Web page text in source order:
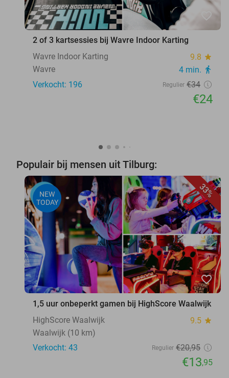
favorite_border
2 of 3 kartsessies bij Wavre Indoor Karting
Wavre Indoor Karting
9.8 star
Wavre 4 min. directions_walk
Verkocht: 196 Regulier €34
€24
Populair bij mensen uit Tilburg:
33%
NEW
TODAY
favorite_border
1,5 uur onbeperkt gamen bij HighScore Waalwijk
HighScore Waalwijk
9.5 star
Waalwijk (10 km)
Verkocht: 43
Regulier €20,95
€13,95